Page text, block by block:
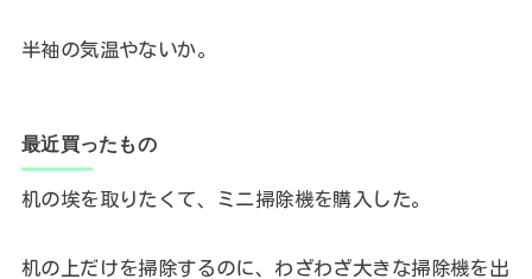
半袖の気温やないか。
最近買ったもの
机の埃を取りたくて、ミニ掃除機を購入した。
机の上だけを掃除するのに、わざわざ大きな掃除機を出